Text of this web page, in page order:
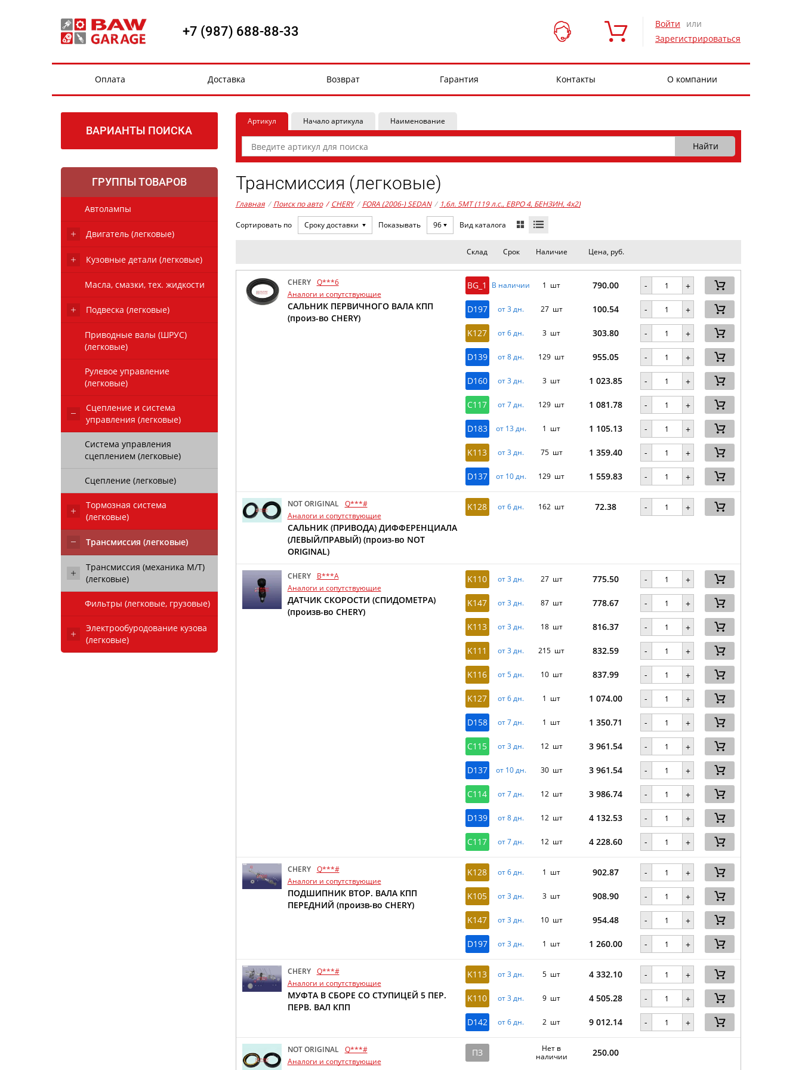
+7 (987) 688-88-33 Войти
или
Зарегистрироваться
Оплата Доставка Возврат Гарантия Контакты О компании
ВАРИАНТЫ ПОИСКА
ГРУППЫ ТОВАРОВ
Автолампы
Двигатель (легковые)
Кузовные детали (легковые)
Масла, смазки, тех. жидкости
Подвеска (легковые)
Приводные валы (ШРУС)
(легковые)
Рулевое управление
(легковые)
Сцепление и система
управления (легковые)
Система управления
сцеплением (легковые)
Сцепление (легковые)
Тормозная система
(легковые)
Трансмиссия (легковые)
Трансмиссия (механика М/Т)
(легковые)
Фильтры (легковые, грузовые)
Электрообуродование кузова
(легковые)
Артикул Начало артикула Наименование
Трансмиссия (легковые)
Главная / Поиск по авто / CHERY / FORA (2006-) SEDAN / 1,6л. 5MT (119 л.с., ЕВРО 4, БЕНЗИН, 4x2)
Сортировать по Сроку доставки Показывать 96 Вид каталога
Склад Срок Наличие Цена, руб.
CHERY
Q***6
Аналоги и сопутствующие
САЛЬНИК ПЕРВИЧНОГО ВАЛА КПП
(произ-во CHERY)
BG_1 В наличии 1 шт 790.00 - +
D197 от 3 дн. 27 шт 100.54 - +
K127 от 6 дн. 3 шт 303.80 - +
D139 от 8 дн. 129 шт 955.05 - +
D160 от 3 дн. 3 шт 1 023.85 - +
C117 от 7 дн. 129 шт 1 081.78 - +
D183 от 13 дн. 1 шт 1 105.13 - +
K113 от 3 дн. 75 шт 1 359.40 - +
D137 от 10 дн. 129 шт 1 559.83 - +
NOT ORIGINAL
Q***#
Аналоги и сопутствующие
САЛЬНИК (ПРИВОДА) ДИФФЕРЕНЦИАЛА
(ЛЕВЫЙ/ПРАВЫЙ) (произ-во NOT
ORIGINAL)
K128 от 6 дн. 162 шт 72.38 - +
CHERY
B***A
Аналоги и сопутствующие
ДАТЧИК СКОРОСТИ (СПИДОМЕТРА)
(произв-во CHERY)
K110 от 3 дн. 27 шт 775.50 - +
K147 от 3 дн. 87 шт 778.67 - +
K113 от 3 дн. 18 шт 816.37 - +
K111 от 3 дн. 215 шт 832.59 - +
K116 от 5 дн. 10 шт 837.99 - +
K127 от 6 дн. 1 шт 1 074.00 - +
D158 от 7 дн. 1 шт 1 350.71 - +
C115 от 3 дн. 12 шт 3 961.54 - +
D137 от 10 дн. 30 шт 3 961.54 - +
C114 от 7 дн. 12 шт 3 986.74 - +
D139 от 8 дн. 12 шт 4 132.53 - +
C117 от 7 дн. 12 шт 4 228.60 - +
CHERY
Q***#
Аналоги и сопутствующие
ПОДШИПНИК ВТОР. ВАЛА КПП
ПЕРЕДНИЙ (произв-во CHERY)
K128 от 6 дн. 1 шт 902.87 - +
K105 от 3 дн. 3 шт 908.90 - +
K147 от 3 дн. 10 шт 954.48 - +
D197 от 3 дн. 1 шт 1 260.00 - +
CHERY
Q***#
Аналоги и сопутствующие
МУФТА В СБОРЕ СО СТУПИЦЕЙ 5 ПЕР.
ПЕРВ. ВАЛ КПП
K113 от 3 дн. 5 шт 4 332.10 - +
K110 от 3 дн. 9 шт 4 505.28 - +
D142 от 6 дн. 2 шт 9 012.14 - +
NOT ORIGINAL
Q***#
Аналоги и сопутствующие
ПЗ
Нет в
наличии
250.00